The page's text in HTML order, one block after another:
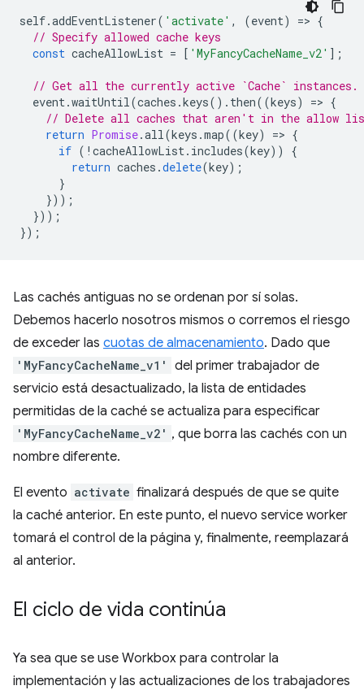
self.addEventListener( 'activate' , (event) => {
// Specify allowed cache keys
const cacheAllowList = [ 'MyFancyCacheName_v2' ];
// Get all the currently active `Cache` instances.
event.waitUntil(caches .keys(). then((keys) => {
// Delete all caches that aren't in the allow
return Promise.all(keys .map((key) => {
if ( ! cacheAllowList. includes(key))
{
return caches .delete(key);
}
}));
}));
});
Las cachés antiguas no se ordenan por sí solas.
Debemos hacerlo nosotros mismos o corremos el riesgo
de exceder las cuotas de almacenamiento. Dado que
'MyFancyCacheName_v1'
del primer trabajador de
servicio está desactualizado, la lista de entidades
permitidas de la caché se actualiza para especificar
'MyFancyCacheName_v2' , que borra las cachés con un
nombre diferente.
El evento activate finalizará después de que se quite
la caché anterior. En este punto, el nuevo service worker
tomará el control de la página y, finalmente, reemplazará
al anterior.
El ciclo de vida continúa
Ya sea que se use Workbox para controlar la
implementación y las actualizaciones de los trabajadores